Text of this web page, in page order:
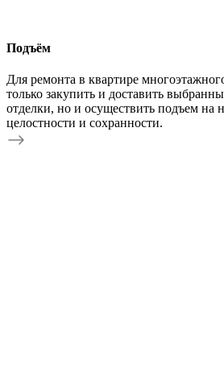
Подъём
Для ремонта в квартире
только закупить и доставить
отделки, но и осуществить подъем на
целостности и сохранности.